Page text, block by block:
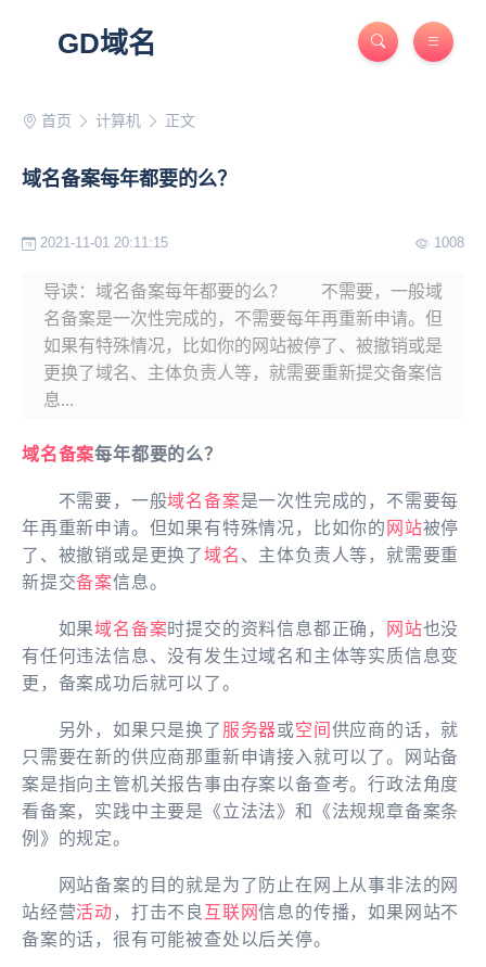
GD域名
首页 计算机 正文
域名备案每年都要的么？
2021-11-01 20:11:15 1008
导读：域名备案每年都要的么？ 不需要，一般域
名备案是一次性完成的，不需要每年再重新申请。但
如果有特殊情况，比如你的网站被停了、被撤销或是
更换了域名、主体负责人等，就需要重新提交备案信
息...
域名备案每年都要的么？
不需要，一般域名备案是一次性完成的，不需要每
年再重新申请。但如果有特殊情况，比如你的 网站被停
了、被撤销或是更换了域名 、主体负责人等，就需要重
新提交备案信息。
如果域名备案时提交的资料信息都正确， 网站也没
有任何违法信息、没有发生过域名和主体等实质信息变
更，备案成功后就可以了。
另外，如果只是换了 服务器或空间 供应商的话，就
只需要在新的供应商那重新申请接入就可以了。网站备
案是指向主管机关报告事由存案以备查考。行政法角度
看备案，实践中主要是《立法法》和《法规规章备案条
例》的规定。
网站备案的目的就是为了防止在网上从事非法的网
站经营活动 ，打击不良 互联网信息的传播，如果网站不
备案的话，很有可能被查处以后关停。